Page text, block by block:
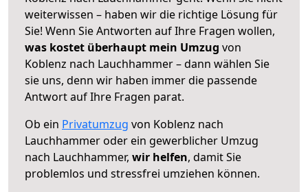
weiterwissen – haben wir die richtige Lösung für
Sie! Wenn Sie Antworten auf Ihre Fragen wollen,
was kostet überhaupt mein Umzug von
Koblenz nach Lauchhammer – dann wählen Sie
sie uns, denn wir haben immer die passende
Antwort auf Ihre Fragen parat.
Ob ein Privatumzug von Koblenz nach
Lauchhammer oder ein gewerblicher Umzug
nach Lauchhammer, wir helfen, damit Sie
problemlos und stressfrei umziehen können.